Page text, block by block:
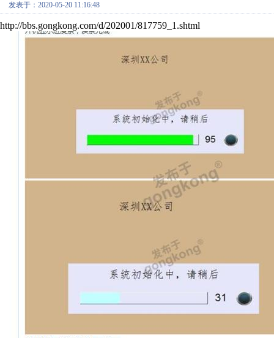
发表于：2020-05-20 11:16:48
http://bbs.gongkong.com/d/202001/817759_1.shtml